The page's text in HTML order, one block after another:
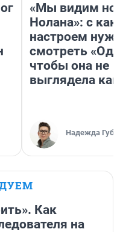
«Мы видим
Нолана»: с
настроем
смотреть
чтобы она не
выглядела как
Надежда
Как
на